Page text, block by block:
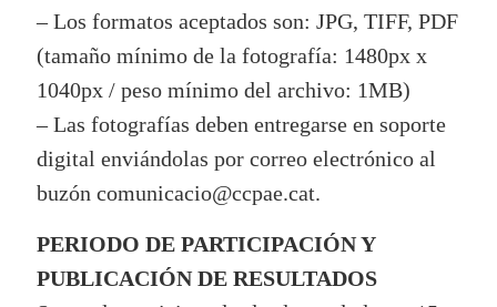
– Los formatos aceptados son: JPG, TIFF, PDF
(tamaño mínimo de la fotografía: 1480px x
1040px / peso mínimo del archivo: 1MB)
– Las fotografías deben entregarse en soporte
digital enviándolas por correo electrónico al
buzón comunicacio@ccpae.cat.
PERIODO DE PARTICIPACIÓN Y
PUBLICACIÓN DE RESULTADOS